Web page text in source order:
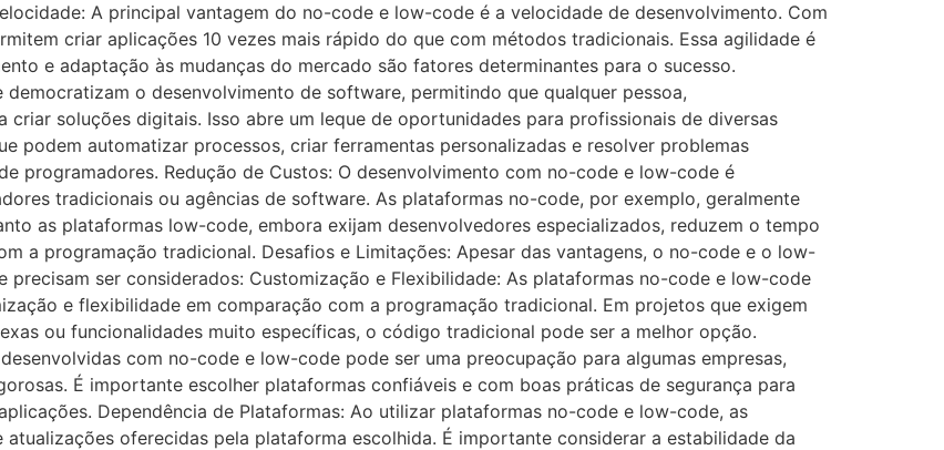
A principal vantagem do no-code e low-code é a velocidade de desenvolvimento. Com
criar aplicações 10 vezes mais rápido do que com métodos tradicionais. Essa agilidade é
e adaptação às mudanças do mercado são fatores determinantes para o sucesso.
o desenvolvimento de software, permitindo que qualquer pessoa,
criar soluções digitais. Isso abre um leque de oportunidades para profissionais de diversas
podem automatizar processos, criar ferramentas personalizadas e resolver problemas
programadores. Redução de Custos: O desenvolvimento com no-code e low-code é
tradicionais ou agências de software. As plataformas no-code, por exemplo, geralmente
as plataformas low-code, embora exijam desenvolvedores especializados, reduzem o tempo
a programação tradicional. Desafios e Limitações: Apesar das vantagens, o no-code e o low-
ser considerados: Customização e Flexibilidade: As plataformas no-code e low-code
e flexibilidade em comparação com a programação tradicional. Em projetos que exigem
ou funcionalidades muito específicas, o código tradicional pode ser a melhor opção.
com no-code e low-code pode ser uma preocupação para algumas empresas,
É importante escolher plataformas confiáveis e com boas práticas de segurança para
Dependência de Plataformas: Ao utilizar plataformas no-code e low-code, as
oferecidas pela plataforma escolhida. É importante considerar a estabilidade da